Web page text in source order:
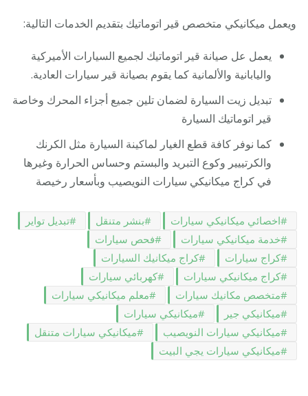
ويعمل ميكانيكي متخصص قير اتوماتيك بتقديم الخدمات التالية:
يعمل عل صيانة قير اتوماتيك لجميع السيارات الأميركية
واليابانية والألمانية كما يقوم بصيانة قير سيارات العادية.
تبديل زيت السيارة لضمان تلين جميع أجزاء المحرك وخاصة
قير اتوماتيك السيارة
كما نوفر كافة قطع الغيار لماكينة السيارة مثل الكرنك
والكرتييير وكوع التبريد والبستم وحساس الحرارة وغيرها
في كراج ميكانيكي سيارات النويصيب وبأسعار رخيصة
اخصائي ميكانيكي سيارات بنشر متنقل
تبديل تواير
خدمة ميكانيكي سيارات
فحص سيارات
كراج سيارات
كراج ميكانيك السيارات
كراج ميكانيكي سيارات
كهربائي سيارات
متخصص مكانيك سيارات
معلم ميكانيكي سيارات
ميكانيكي جير
ميكانيكي سيارات
ميكانيكي سيارات النويصيب
ميكانيكي سيارات متنقل
ميكانيكي سيارات يجي البيت